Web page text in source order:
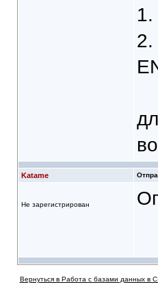
2.
Katame
Не зарегистрирован
Вернуться в Работа с базами данных в